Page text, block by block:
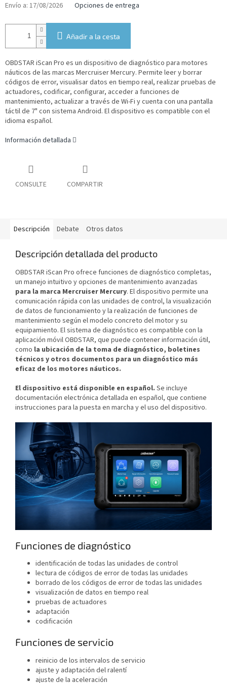
medida:
Envío a: 17/08/2026 Opciones de entrega
Añadir a la cesta
OBDSTAR iScan Pro es un dispositivo de diagnóstico para motores
náuticos de las marcas Mercruiser Mercury. Permite leer y borrar
códigos de error, visualisar datos en tiempo real, realizar pruebas de
actuadores, codificar, configurar, acceder a funciones de
mantenimiento, actualizar a través de Wi-Fi y cuenta con una pantalla
táctil de 7" con sistema Android. El dispositivo es compatible con el
idioma español.
Información detallada
CONSULTE COMPARTIR
Descripción Debate Otros datos
Descripción detallada del producto
OBDSTAR iScan Pro ofrece funciones de diagnóstico completas,
un manejo intuitivo y opciones de mantenimiento avanzadas
para la marca Mercruiser Mercury. El dispositivo permite una
comunicación rápida con las unidades de control, la visualización
de datos de funcionamiento y la realización de funciones de
mantenimiento según el modelo concreto del motor y su
equipamiento. El sistema de diagnóstico es compatible con la
aplicación móvil OBDSTAR, que puede contener información útil,
como la ubicación de la toma de diagnóstico, boletines
técnicos y otros documentos para un diagnóstico más
eficaz de los motores náuticos.
El dispositivo está disponible en español. Se incluye
documentación electrónica detallada en español, que contiene
instrucciones para la puesta en marcha y el uso del dispositivo.
Funciones de diagnóstico
identificación de todas las unidades de control
lectura de códigos de error de todas las unidades
borrado de los códigos de error de todas las unidades
visualización de datos en tiempo real
pruebas de actuadores
adaptación
codificación
Funciones de servicio
reinicio de los intervalos de servicio
ajuste y adaptación del ralentí
ajuste de la aceleración